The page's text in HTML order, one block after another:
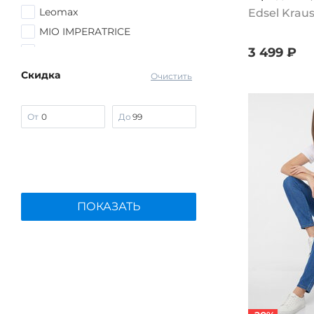
Leomax
MIO IMPERATRICE
People In Trend
VeraVo
Vivawool
Очистить
Скидка
От До
ПОКАЗАТЬ
Edsel
3 499 ₽